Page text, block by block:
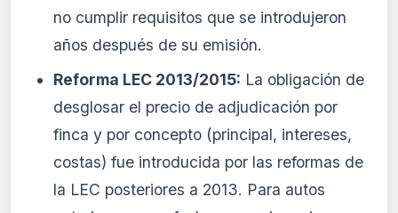
no cumplir requisitos que se introdujeron
años después de su emisión.
Reforma LEC 2013/2015: La obligación de
desglosar el precio de adjudicación por
finca y por concepto (principal, intereses,
costas) fue introducida por las reformas de
la LEC posteriores a 2013. Para autos